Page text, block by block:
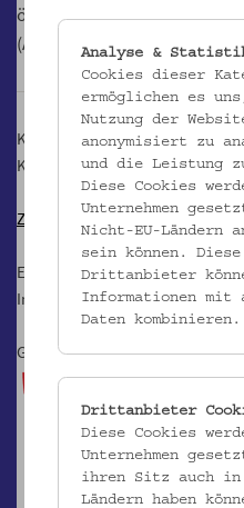
öffentlichen Suchbewegung
(Arbeitstitel) führen wird.
Konzept: Alexander Martos und
Kuratierung und Durchführung:
Zur ProjektseiteHof der Kulturen
Eine Produktion des
Im Rahmen vonbefore it gets
Gefördert durch:
Analyse &
Cookies dieser
ermöglichen es
Nutzung der
anonymisiert zu
und die Leistung
Diese Cookies
Unternehmen
Nicht-EU-Ländern
sein können. Diese
Drittanbieter
Informationen mit
Daten kombinieren.
Drittanbieter
Diese Cookies
Unternehmen
ihren Sitz auch in
Ländern haben